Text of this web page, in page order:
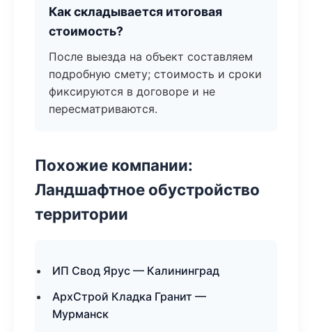
Как складывается итоговая
стоимость?
После выезда на объект составляем
подробную смету; стоимость и сроки
фиксируются в договоре и не
пересматриваются.
Похожие компании:
Ландшафтное обустройство
территории
ИП Свод Ярус — Калининград
АрхСтрой Кладка Гранит —
Мурманск